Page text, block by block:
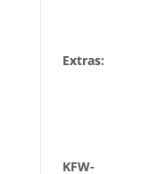
Extras:
KFW-